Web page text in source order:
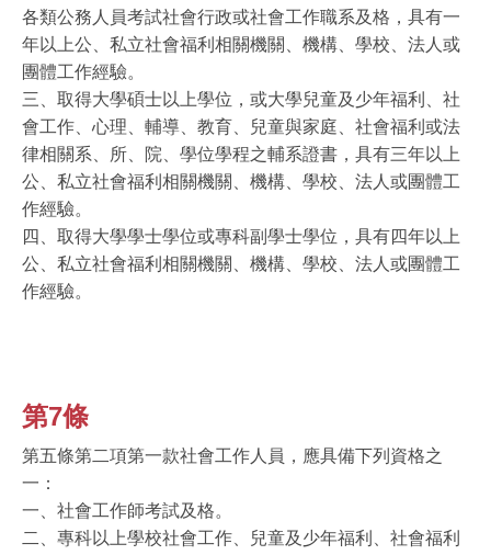
各類公務人員考試社會行政或社會工作職系及格，具有一
年以上公、私立社會福利相關機關、機構、學校、法人或
團體工作經驗。
三、取得大學碩士以上學位，或大學兒童及少年福利、社
會工作、心理、輔導、教育、兒童與家庭、社會福利或法
律相關系、所、院、學位學程之輔系證書，具有三年以上
公、私立社會福利相關機關、機構、學校、法人或團體工
作經驗。
四、取得大學學士學位或專科副學士學位，具有四年以上
公、私立社會福利相關機關、機構、學校、法人或團體工
作經驗。
第7條
第五條第二項第一款社會工作人員，應具備下列資格之
一：
一、社會工作師考試及格。
二、專科以上學校社會工作、兒童及少年福利、社會福利